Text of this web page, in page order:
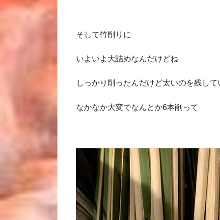
そして竹削りに
いよいよ大詰めなんだけどね
しっかり削ったんだけど太いのを残して
なかなか大変でなんとか6本削って